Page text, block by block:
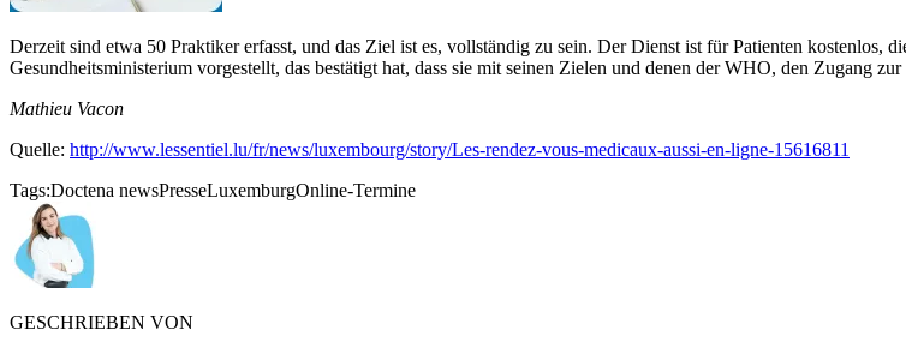
Derzeit sind etwa 50 Praktiker erfasst, und das Ziel ist es, vollständig zu sein. Der Dienst ist für Patienten kostenlos,
Gesundheitsministerium vorgestellt, das bestätigt hat, dass sie mit seinen Zielen und denen der WHO, den Zugang
Mathieu Vacon
Quelle: http://www.lessentiel.lu/fr/news/luxembourg/story/Les-rendez-vous-medicaux-aussi-en-ligne-15616811
Tags:Doctena newsPresseLuxemburgOnline-Termine
GESCHRIEBEN VON